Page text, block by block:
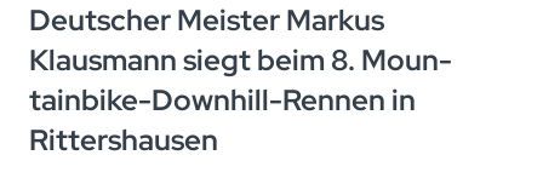
Deutscher Meister Markus
Klausmann siegt beim 8. Moun-
tainbike-Downhill-Rennen in
Rittershausen